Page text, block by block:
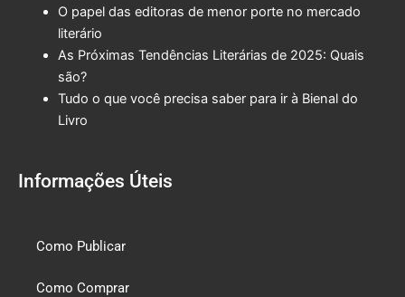
O papel das editoras de menor porte no mercado
literário
As Próximas Tendências Literárias de 2025: Quais
são?
Tudo o que você precisa saber para ir à Bienal do
Livro
Informações Úteis
Como Publicar
Como Comprar